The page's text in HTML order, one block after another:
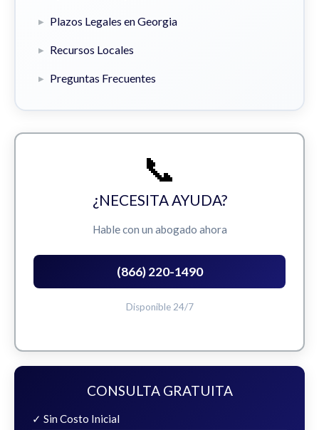
Plazos Legales en Georgia
Recursos Locales
Preguntas Frecuentes
📞
¿NECESITA AYUDA?
Hable con un abogado ahora
(866) 220-1490
Disponible 24/7
CONSULTA GRATUITA
✓ Sin Costo Inicial